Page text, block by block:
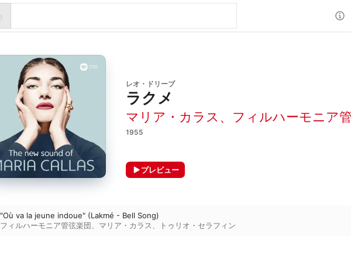
レオ・ドリーブ
ラクメ
マリア・カラス 、 フィルハーモニア
1955
プレビュー
"Où va la jeune indoue" (Lakmé - Bell Song)
フィルハーモニア管弦楽団
マリア・カラス トゥリオ・セラフィン